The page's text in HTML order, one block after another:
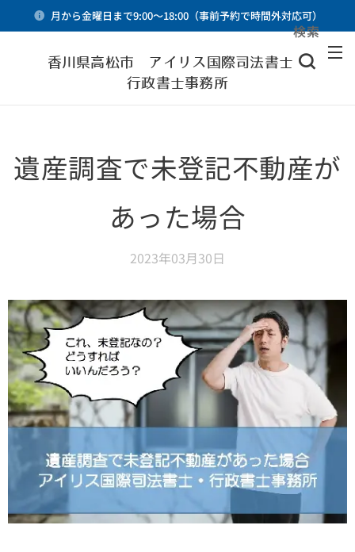
月から金曜日まで9:00～18:00（事前予約で時間外対応可）
香川県高松市 アイリス国際司法書士・
行政書士事務所
検索
遺産調査で未登記不動産が
あった場合
2023年03月30日